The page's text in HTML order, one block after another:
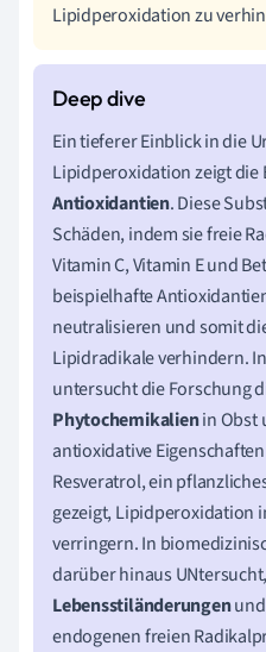
Lipidperoxidation zu
Ein tieferer Einblick in die
Lipidperoxidation zeigt die
Antioxidantien. Diese
Schäden, indem sie freie
Vitamin C, Vitamin E und
beispielhafte
neutralisieren und somit
Lipidradikale verhindern.
untersucht die Forschung
Phytochemikalienin Obst
antioxidative
Resveratrol, ein
gezeigt, Lipidperoxidation
verringern. In
darüber hinaus
Lebensstiländerungenund
endogenen freien